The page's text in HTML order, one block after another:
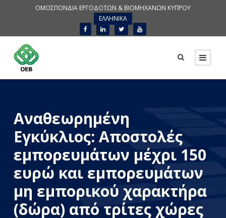
ΟΜΟΣΠΟΝΔΙΑ ΕΡΓΟΔΟΤΩΝ & ΒΙΟΜΗΧΑΝΩΝ ΚΥΠΡΟΥ
ΕΛΛΗΝΙΚΑ
Αναθεωρημένη
Εγκύκλιος: Αποστολές
εμπορευμάτων μέχρι 150
ευρώ και εμπορευμάτων
μη εμπορικού χαρακτήρα
(δώρα) από τρίτες χώρες